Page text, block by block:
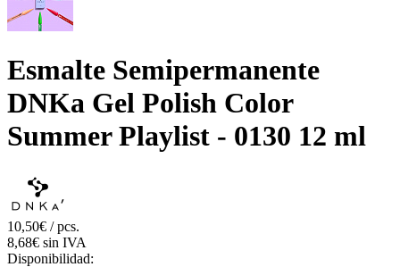
Esmalte Semipermanente
DNKa Gel Polish Color
Summer Playlist - 0130 12 ml
10,50€ / pcs.
8,68€ sin IVA
Disponibilidad: